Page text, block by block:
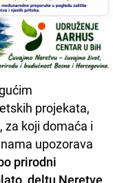
projekata,
za koji domaća i
upozorava
prirodni
deltu Neretve